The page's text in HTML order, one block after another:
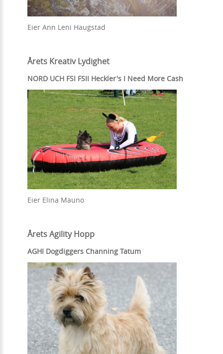
Eier Ann Leni Haugstad
Årets Kreativ Lydighet
NORD UCH FSI FSII Heckler's I Need More Cash
Eier Elina Mauno
Årets Agility Hopp
AGHI Dogdiggers Channing Tatum